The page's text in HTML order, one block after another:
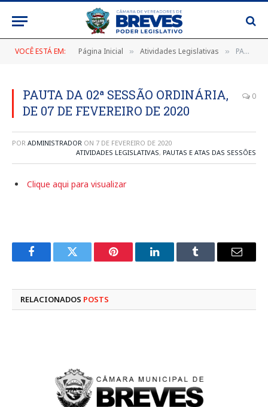
VOCÊ ESTÁ EM: Página Inicial » Atividades Legislativas » PAUTA DA 02ª SESSÃO ORDINÁRIA, DE 07 DE FEVEREIRO DE 2020
PAUTA DA 02ª SESSÃO ORDINÁRIA,
DE 07 DE FEVEREIRO DE 2020
0
POR ADMINISTRADOR ON 7 DE FEVEREIRO DE 2020
ATIVIDADES LEGISLATIVAS, PAUTAS E ATAS DAS SESSÕES
Clique aqui para visualizar
FacebookTwitter Pinterest LinkedInTumblr
E-
RELACIONADOS POSTS